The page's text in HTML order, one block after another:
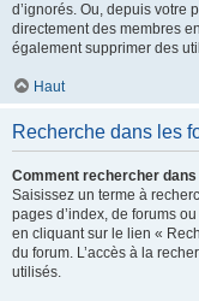
d’ignorés. Ou, depuis votre
directement des membres
également supprimer des
Haut
Recherche dans les
Comment rechercher
Saisissez un terme à
pages d’index, de forums
en cliquant sur le lien «
du forum. L’accès à la
utilisés.